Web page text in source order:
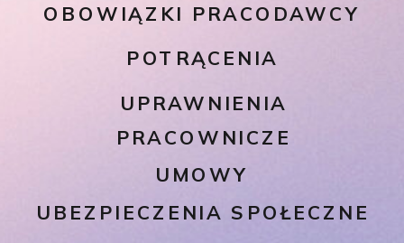
OBOWIĄZKI PRACODAWCY
POTRĄCENIA
UMOWY
UBEZPIECZENIA SPOŁECZNE
UPRAWNIENIA
PRACOWNICZE